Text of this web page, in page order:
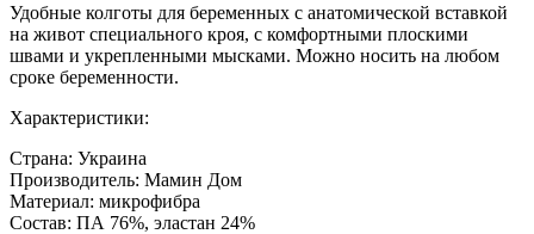
Удобные колготы для беременных с анатомической вставкой
на живот специального кроя, с комфортными плоскими
швами и укрепленными мысками. Можно носить на любом
сроке беременности.
Характеристики:
Страна: Украина
Производитель: Мамин Дом
Материал: микрофибра
Состав: ПА 76%, эластан 24%